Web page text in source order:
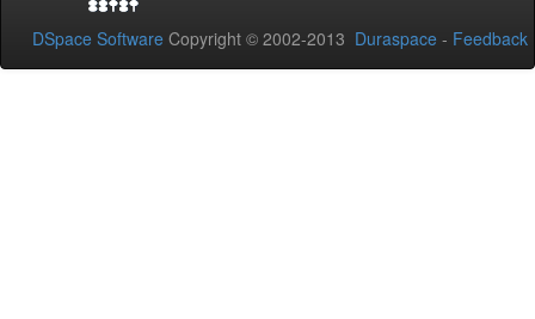
DSpace Software Copyright © 2002-2013 Duraspace - Feedback